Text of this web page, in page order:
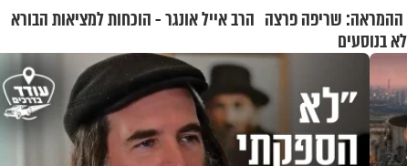
ההמראה: שריפה פרצה
בנוסעים
הרב אייל אונגר - הוכחות למציאות הבורא